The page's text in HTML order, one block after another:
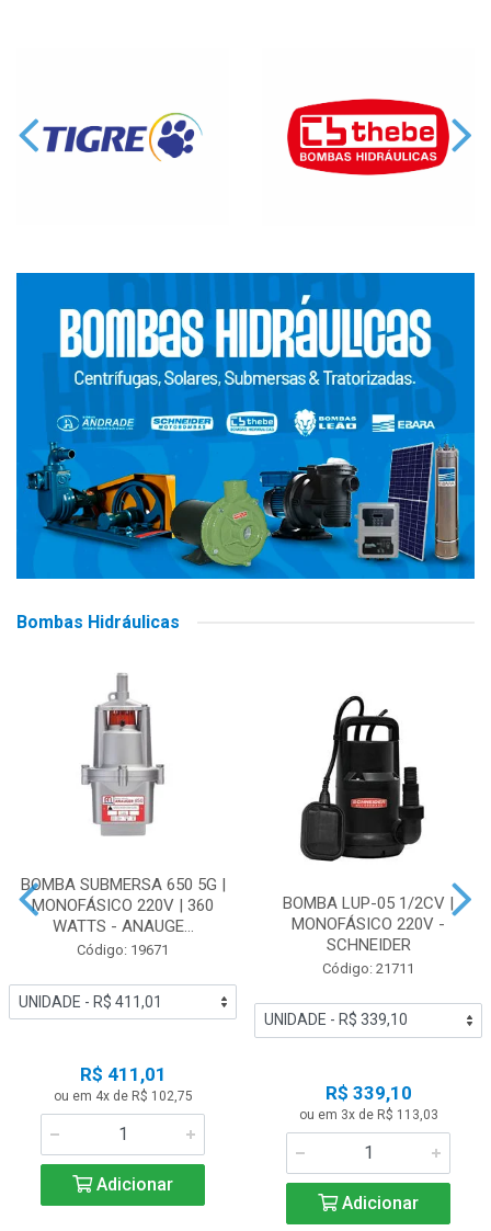
Bombas Hidráulicas
BOMBA SUBMERSA 650 5G |
MONOFÁSICO 220V | 360
WATTS - ANAUGE...
Código: 19671
R$ 411,01
ou em 4x de R$ 102,75
Adicionar
BOMBA LUP-05 1/2CV |
MONOFÁSICO 220V -
SCHNEIDER
Código: 21711
R$ 339,10
ou em 3x de R$ 113,03
Adicionar